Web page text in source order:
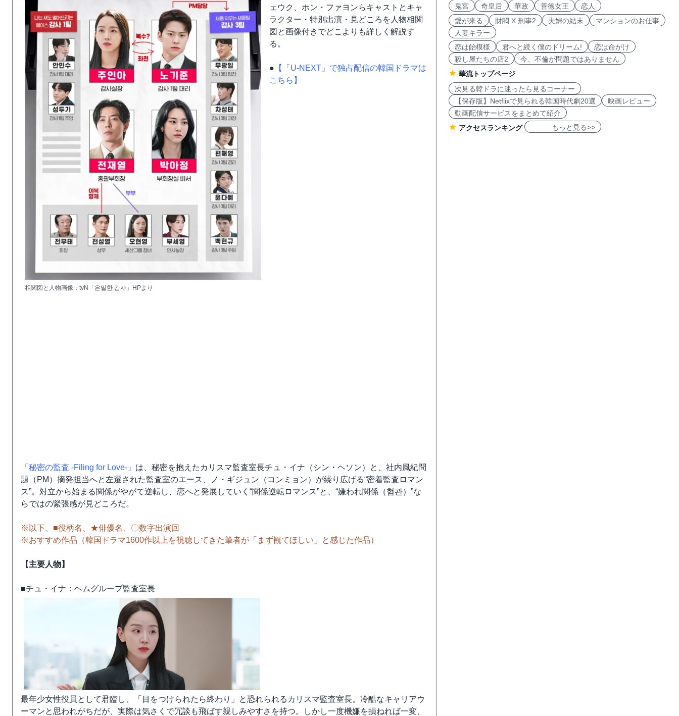
相関図と人物画像：tvN「은밀한 감사」HPより
ェウク、ホン・ファヨンらキャストとキャ
ラクター・特別出演・見どころを人物相関
図と画像付きでどこよりも詳しく解説す
る。
● 【「U-NEXT」で独占配信の韓国ドラマは
こちら】
「秘密の監査 -Filing for Love-」 は、秘密を抱えたカリスマ監査室長チュ・イナ（シン・ヘソン）と、社内風紀問
題（PM）摘発担当へと左遷された監査室のエース、ノ・ギジュン（コンミョン）が繰り広げる“密着監査ロマン
ス”。対立から始まる関係がやがて逆転し、恋へと発展していく“関係逆転ロマンス”と、“嫌われ関係（혐관）”な
らではの緊張感が見どころだ。
※以下、■役柄名、★俳優名、〇数字出演回
※おすすめ作品（韓国ドラマ1600作以上を視聴してきた筆者が「まず観てほしい」と感じた作品）
【主要人物】
■チュ・イナ：ヘムグループ監査室長
最年少女性役員として君臨し、「目をつけられたら終わり」と恐れられるカリスマ監査室長。冷酷なキャリアウ
ーマンと思われがちだが、実際は気さくで冗談も飛ばす親しみやすさを持つ。しかし一度機嫌を損ねれば一変、
鬼宮
奇皇后 華政 善徳女王
恋人
愛が来る
財閥 X 刑事2 夫婦の結末
マンションのお仕事
人妻キラー
恋は飴模様
君へと続く僕のドリーム!
恋は命がけ
殺し屋たちの店2
今、不倫が問題ではありません
華流トップページ
次見る韓ドラに迷ったら見るコーナー
【保存版】Netflixで見られる韓国時代劇20選
映画レビュー
動画配信サービスをまとめて紹介
アクセスランキング
もっと見る>>